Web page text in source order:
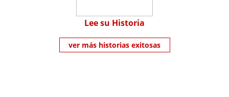
Lee su Historia
ver más historias exitosas